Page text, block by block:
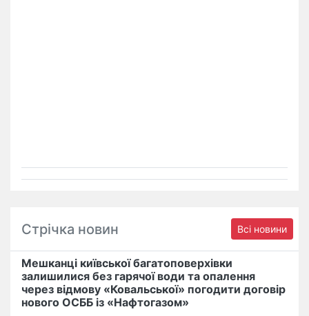
Стрічка новин Всі новини
Мешканці київської багатоповерхівки
залишилися без гарячої води та опалення
через відмову «Ковальської» погодити договір
нового ОСББ із «Нафтогазом»